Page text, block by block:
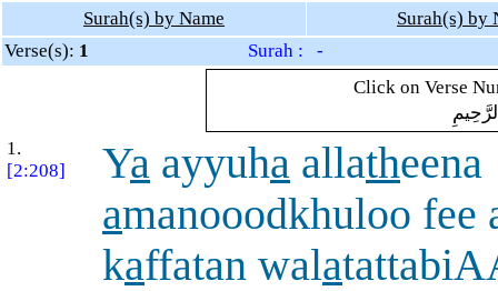
Surah(s) by Name
Surah(s) by
Verse(s): 1
Surah : -
Click on Verse
1.
[2:208]
Ya ayyuha allatheena
amanooodkhuloo fee
kaffatan wala